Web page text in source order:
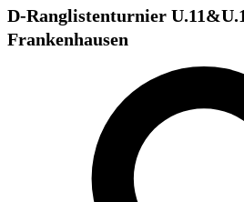
D-Ranglistenturnier
Frankenhausen